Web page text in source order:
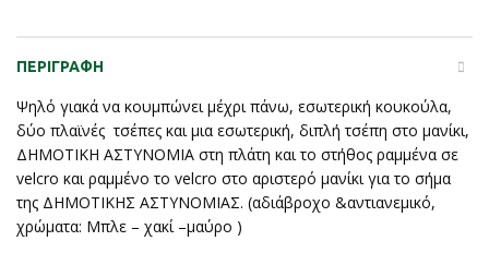
ΠΕΡΙΓΡΑΦΉ
Ψηλό γιακά να κουμπώνει μέχρι πάνω, εσωτερική κουκούλα,
δύο πλαϊνές τσέπες και μια εσωτερική, διπλή τσέπη στο μανίκι,
ΔΗΜΟΤΙΚΗ ΑΣΤΥΝΟΜΙΑ στη πλάτη και το στήθος ραμμένα σε
velcro και ραμμένο το velcro στο αριστερό μανίκι για το σήμα
της ΔΗΜΟΤΙΚΗΣ ΑΣΤΥΝΟΜΙΑΣ. (αδιάβροχο &αντιανεμικό,
χρώματα: Μπλε – χακί –μαύρο )